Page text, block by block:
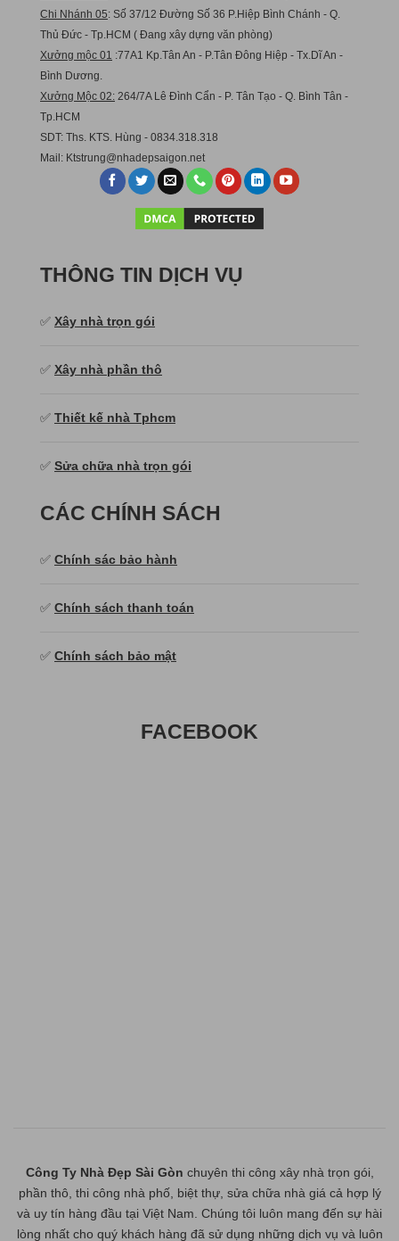
Chi Nhánh 05: Số 37/12 Đường Số 36 P.Hiệp Bình Chánh - Q.
Thủ Đức - Tp.HCM ( Đang xây dựng văn phòng)
Xưởng mộc 01
:77A1 Kp.Tân An - P.Tân Đông Hiệp - Tx.Dĩ An -
Bình Dương.
Xưởng Mộc 02: 264/7A Lê Đình Cẩn - P. Tân Tạo - Q. Bình Tân -
Tp.HCM
SDT: Ths. KTS. Hùng - 0834.318.318
Mail: Ktstrung@nhadepsaigon.net
THÔNG TIN DỊCH VỤ
✅ Xây nhà trọn gói
✅ Xây nhà phần thô
✅ Thiết kế nhà Tphcm
✅ Sửa chữa nhà trọn gói
CÁC CHÍNH SÁCH
✅ Chính sác bảo hành
✅ Chính sách thanh toán
✅ Chính sách bảo mật
FACEBOOK
Công Ty Nhà Đẹp Sài Gòn chuyên thi công xây nhà trọn gói,
phần thô, thi công nhà phố, biệt thự, sửa chữa nhà giá cả hợp lý
và uy tín hàng đầu tại Việt Nam. Chúng tôi luôn mang đến sự hài
lòng nhất cho quý khách hàng đã sử dụng những dịch vụ và luôn